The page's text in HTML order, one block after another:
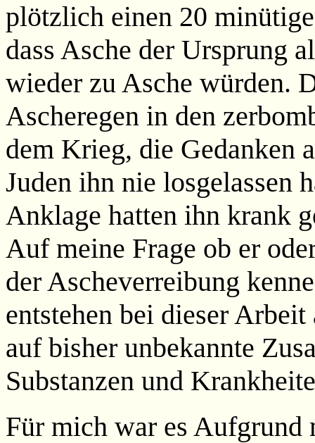
plötzlich einen 20
dass Asche der Ursprung
wieder zu Asche würden.
Ascheregen in den
dem Krieg, die Gedanken
Juden ihn nie losgelassen
Anklage hatten ihn krank
Auf meine Frage ob er
der Ascheverreibung
entstehen bei dieser
auf bisher unbekannte
Substanzen und
Für mich war es Aufgrund